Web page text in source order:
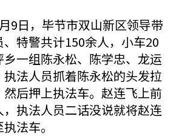
9日，毕节市双山新区领导带
特警共计150余人，小车20
一组陈永松、陈学忠、龙运
法人员抓着陈永松的头发拉
后押上执法车。赵连飞上前
执法人员二话没说就将赵连
法车。